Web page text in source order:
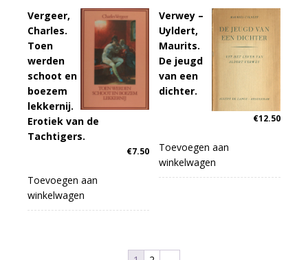
Vergeer,
Charles.
Toen
werden
schoot en
boezem
lekkernij.
Erotiek van de
Tachtigers.
€7.50
Toevoegen aan
winkelwagen
Verwey –
Uyldert,
Maurits.
De jeugd
van een
dichter.
€12.50
Toevoegen aan
winkelwagen